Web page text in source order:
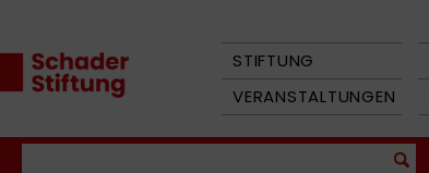
STIFTUNG
VERANSTALTUNGEN